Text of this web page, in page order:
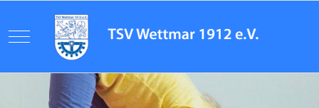
Mobile Menu Toggle